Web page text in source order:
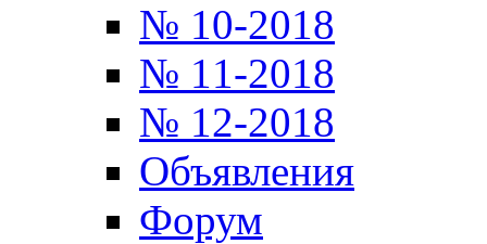
№ 10-2018
№ 11-2018
№ 12-2018
Объявления
Форум